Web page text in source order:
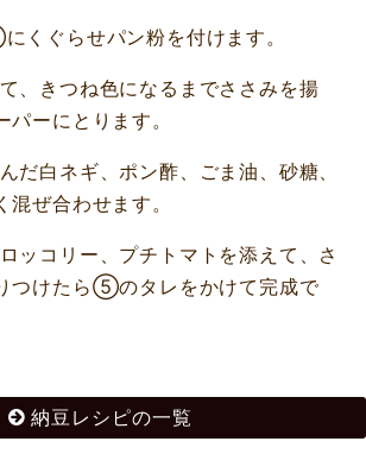
ぐらせパン粉を付けます。
、きつね色になるまでささみを揚
ーにとります。
白ネギ、ポン酢、ごま油、砂糖、
混ぜ合わせます。
コリー、プチトマトを添えて、さ
つけたら⑤のタレをかけて完成で
納豆レシピの一覧